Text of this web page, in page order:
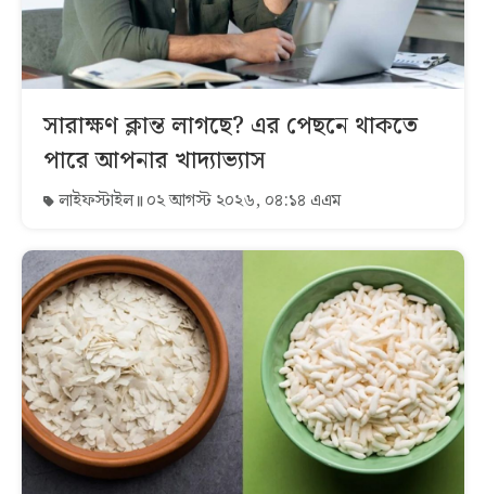
সারাক্ষণ ক্লান্ত লাগছে? এর পেছনে থাকতে
পারে আপনার খাদ্যাভ্যাস
লাইফস্টাইল ০২ আগস্ট ২০২৬, ০৪:১৪ এএম